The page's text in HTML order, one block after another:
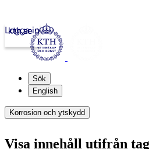
kth.se
Logga in
Sök
English
Korrosion och ytskydd
Visa innehåll utifrån